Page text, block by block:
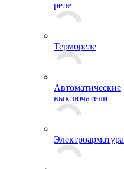
реле
Термореле
Автоматические
выключатели
Электроарматура